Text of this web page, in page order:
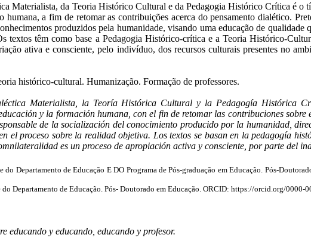
Materialista, da Teoria Histórico Cultural e da Pedagogia Histórico Crítica é o
a fim de retomar as contribuições acerca do pensamento dialético.
produzidos pela humanidade, visando uma educação de
textos têm como base a Pedagogia Histórico-crítica e a Teoria Histórico-
ativa e consciente, pelo indivíduo, dos recursos culturais presentes no
histórico-cultural. Humanização. Formação de professores.
Materialista, la Teoría Histórica Cultural y la Pedagogía Histórica
y la formación humana, con el fin de retomar las contribuciones sobre
de la socialización del conocimiento producido por la humanidad,
el proceso sobre la realidad objetiva. Los textos se basan en la pedagogía
es un proceso de apropiación activa y consciente, por parte del
Departamento de Educação E DO Programa de Pós-graduação em Educação. Pós-
Departamento de Educação. Pós- Doutorado em Educação. ORCID:https://orcid.org/0000-
educando y educando, educando y profesor.